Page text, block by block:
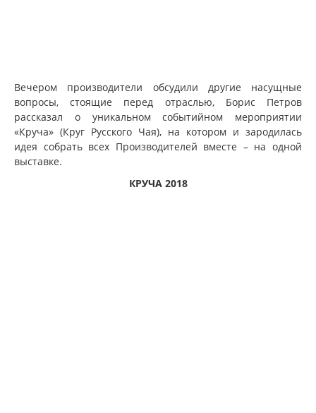
Вечером производители обсудили другие насущные
вопросы, стоящие перед отраслью, Борис Петров
рассказал о уникальном событийном мероприятии
«Круча» (Круг Русского Чая), на котором и зародилась
идея собрать всех Производителей вместе – на одной
выставке.
КРУЧА 2018